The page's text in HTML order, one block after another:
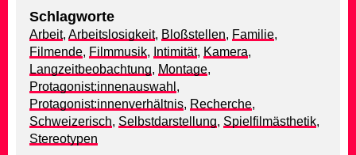
Schlagworte
Arbeit, Arbeitslosigkeit, Bloßstellen, Familie,
Filmende, Filmmusik, Intimität, Kamera,
Langzeitbeobachtung, Montage,
Protagonist:innenauswahl ,
Protagonist:innenverhältnis, Recherche,
Schweizerisch, Selbstdarstellung, Spielfilmästhetik,
Stereotypen